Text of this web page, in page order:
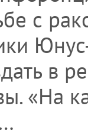
с
в
«На